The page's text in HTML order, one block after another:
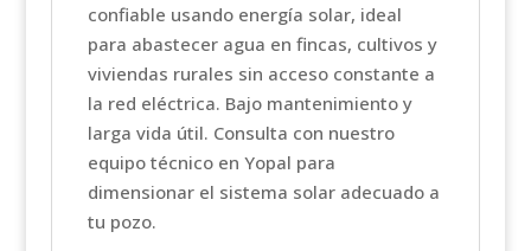
confiable usando energía solar, ideal
para abastecer agua en fincas, cultivos y
viviendas rurales sin acceso constante a
la red eléctrica. Bajo mantenimiento y
larga vida útil. Consulta con nuestro
equipo técnico en Yopal para
dimensionar el sistema solar adecuado a
tu pozo.